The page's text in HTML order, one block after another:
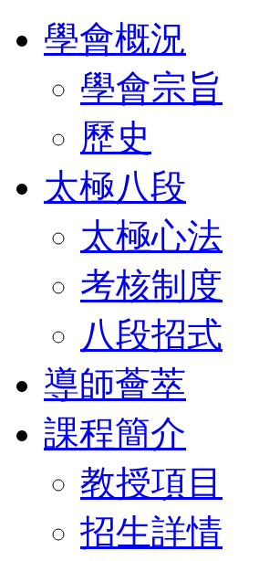
學會概況
學會宗旨
歷史
太極八段
太極心法
考核制度
八段招式
導師薈萃
課程簡介
教授項目
招生詳情